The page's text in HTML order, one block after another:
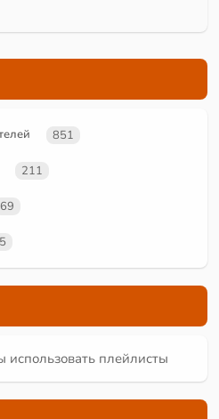
851
211
69
использовать плейлисты